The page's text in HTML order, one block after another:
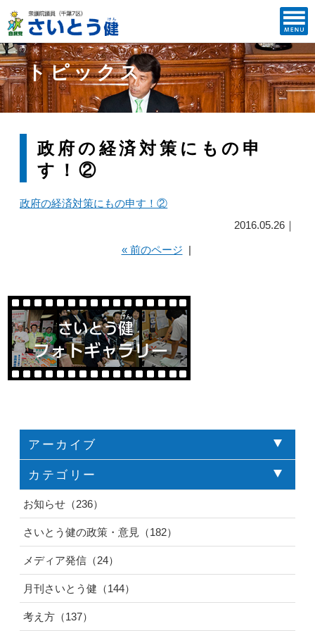
トピックス
政府の経済対策にもの申
す！②
政府の経済対策にもの申す！②
2016.05.26｜
« 前のページ |
アーカイブ
カテゴリー
お知らせ（236）
さいとう健の政策・意見（182）
メディア発信（24）
月刊さいとう健（144）
考え方（137）